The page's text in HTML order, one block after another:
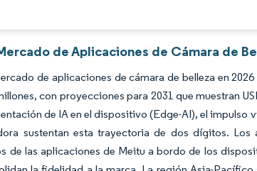
de Aplicaciones de Cámara de
de aplicaciones de cámara de belleza en
con proyecciones para 2031 que muestran
de IA en el dispositivo (Edge-AI), el
sustentan esta trayectoria de dos dígitos.
de las aplicaciones de Meitu a bordo de los